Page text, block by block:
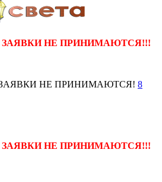
ЗАЯВКИ НЕ ПРИНИМАЮТСЯ!!!
НЕ ПРИНИМАЮТСЯ! 8
ЗАЯВКИ НЕ ПРИНИМАЮТСЯ!!!